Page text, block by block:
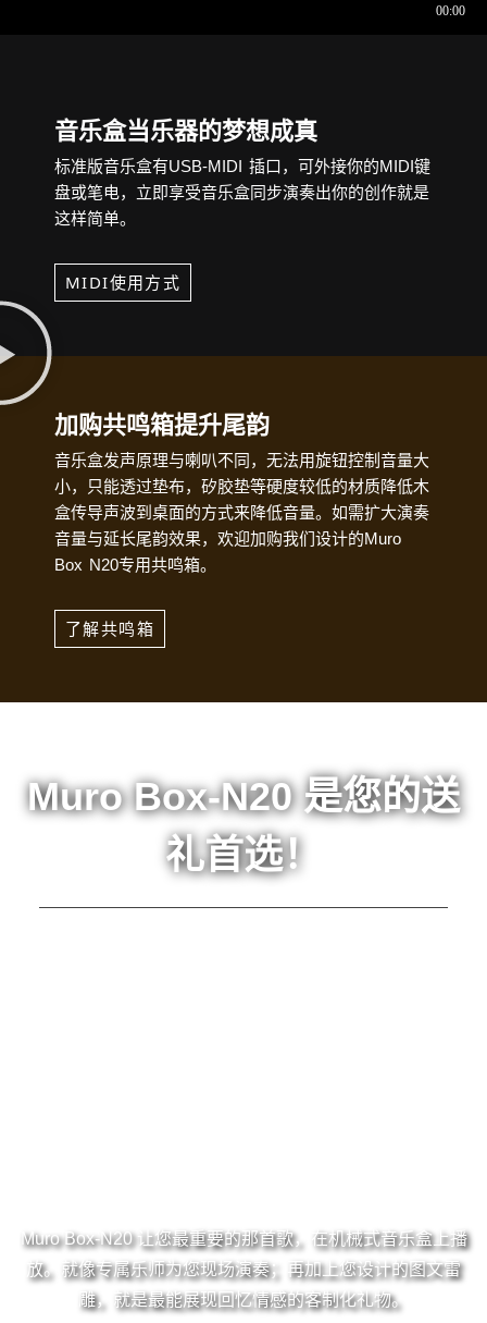
音乐盒当乐器的梦想成真
标准版音乐盒有USB-MIDI 插口，可外接你的MIDI键
盘或笔电，立即享受音乐盒同步演奏出你的创作就是
这样简单。
MIDI使用方式
加购共鸣箱提升尾韵
音乐盒发声原理与喇叭不同，无法用旋钮控制音量大
小，只能透过垫布，矽胶垫等硬度较低的材质降低木
盒传导声波到桌面的方式来降低音量。如需扩大演奏
音量与延长尾韵效果，欢迎加购我们设计的Muro
Box N20专用共鸣箱。
了解共鸣箱
Muro Box-N20 是您的送
礼首选！
Muro Box-N20 让您最重要的那首歌，在机械式音乐盒上播
放。就像专属乐师为您现场演奏；再加上您设计的图文雷
雕，就是最能展现回忆情感的客制化礼物。